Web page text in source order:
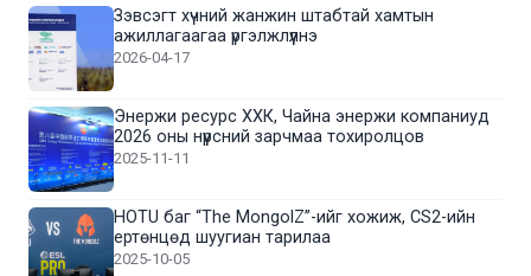
Зэвсэгт хүчний жанжин штабтай хамтын
ажиллагаагаа үргэлжлүүлнэ
2026-04-17
Энержи ресурс ХХК, Чайна энержи компаниуд
2026 оны нүүрсний зарчмаа тохиролцов
2025-11-11
HOTU баг “The MongolZ”-ийг хожиж, CS2-ийн
ертөнцөд шуугиан тарилаа
2025-10-05